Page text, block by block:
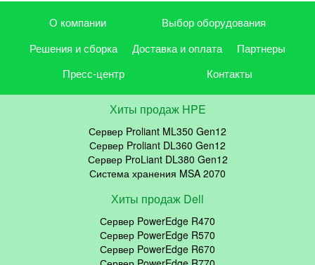
О компании
Выбор оборудования
Решения и сборка
Доставка и оплата
Партнеры
Пресс-центр
Контакты
Хиты продаж HPE
Сервер Proliant ML350 Gen12
Сервер Proliant DL360 Gen12
Сервер ProLiant DL380 Gen12
Система хранения MSA 2070
Хиты продаж Dell
Сервер PowerEdge R470
Сервер PowerEdge R570
Сервер PowerEdge R670